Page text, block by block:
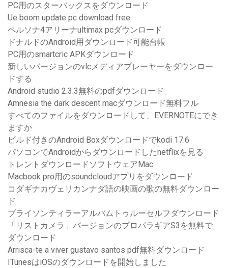
PC用のスターバックスをダウンロード
Ue boom update pc download free
ペルソナ4アリーナultimax pcダウンロード
ドナルドのAndroid用ダウンロード可能台帳
PC用のsmartcric APKダウンロード
新しいバージョンのvlcメディアプレーヤーをダウンロー
ドする
Android studio 2.3.3無料のpdfダウンロード
Amnesia the dark descent macダウンロード無料フル
すべてのファイルをダウンロードして、EVERNOTEにでき
ますか
ビルド付きのAndroid Boxダウンロードでkodi 17.6
パソコンでAndroidからダウンロードしたnetflixを見る
トレントダウンロードソフトウェアMac
Macbook pro用のsoundcloudアプリをダウンロード
コダギナカヴェリカンナダ語の映画の歌の無料ダウンロー
ド
ブライソンティラーアルバムトゥルーセルフダウンロード
「リストカメラ」バージョンのプロパラギアS3を無料で
ダウンロード
Arrisca-te a viver gustavo santos pdf無料ダウンロード
ITunesはiOSのダウンロードを開始しました